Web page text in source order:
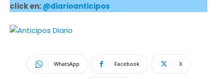
click en:@diarioanticipos
WhatsApp Facebook X